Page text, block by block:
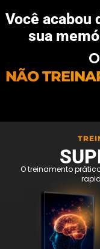
Você acabou
sua
NÃO
O treinamento